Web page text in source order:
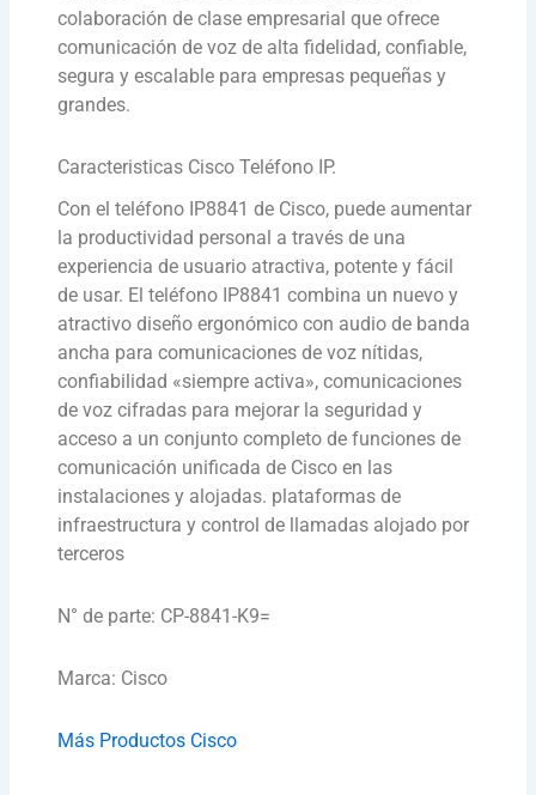
colaboración de clase empresarial que ofrece
comunicación de voz de alta fidelidad, confiable,
segura y escalable para empresas pequeñas y
grandes.
Caracteristicas Cisco Teléfono IP.
Con el teléfono IP8841 de Cisco, puede aumentar
la productividad personal a través de una
experiencia de usuario atractiva, potente y fácil
de usar. El teléfono IP8841 combina un nuevo y
atractivo diseño ergonómico con audio de banda
ancha para comunicaciones de voz nítidas,
confiabilidad «siempre activa», comunicaciones
de voz cifradas para mejorar la seguridad y
acceso a un conjunto completo de funciones de
comunicación unificada de Cisco en las
instalaciones y alojadas. plataformas de
infraestructura y control de llamadas alojado por
terceros
N° de parte: CP-8841-K9=
Marca: Cisco
Más Productos Cisco